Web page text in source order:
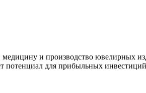
и производство ювелирных
потенциал для прибыльных